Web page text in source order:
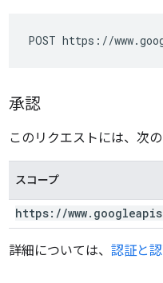
POST https://
承認
このリクエストには、次
スコープ
https: //www. googleapis
詳細については、 認証と